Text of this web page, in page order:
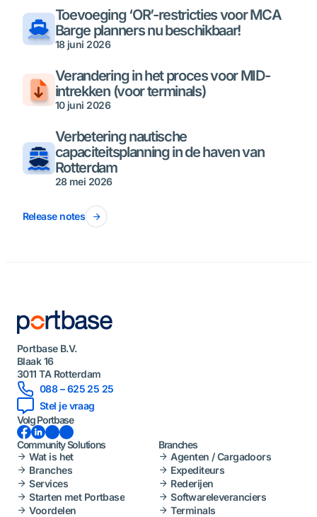
18 juni 2026
Toevoeging ‘OR’-restricties voor MCA
Barge planners nu beschikbaar!
10 juni 2026
Verandering in het proces voor MID-
intrekken (voor terminals)
28 mei 2026
Verbetering nautische
capaciteitsplanning in de haven van
Rotterdam
Release notes
Portbase B.V.
Blaak 16
3011 TA Rotterdam
088 – 625 25 25
Stel je vraag
Volg Portbase
Facebook LinkedInInstagramYouTube
Community Solutions
Wat is het
Branches
Services
Starten met Portbase
Voordelen
Branches
Agenten / Cargadoors
Expediteurs
Rederijen
Softwareleveranciers
Terminals